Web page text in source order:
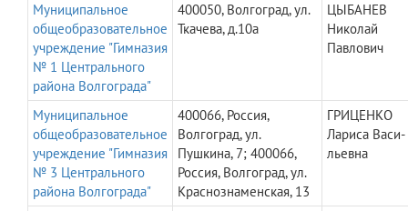
Муниципальное
общеобразовательное
учреждение "Гимназия
№ 1 Центрального
района Волгограда"
400050, Волгоград, ул.
Ткачева, д.10а
ЦЫБАНЕВ
Николай
Павлович
Муниципальное
общеобразовательное
учреждение "Гимназия
№ 3 Центрального
района Волгограда"
400066, Россия,
Волгоград, ул.
Пушкина, 7; 400066,
Россия, Волгоград, ул.
Краснознаменская, 13
ГРИЦЕНКО
Лариса Васи-
льевна